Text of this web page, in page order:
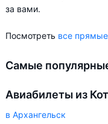
за вами.
Посмотреть все
Самые
Авиабилеты из
в Архангельск